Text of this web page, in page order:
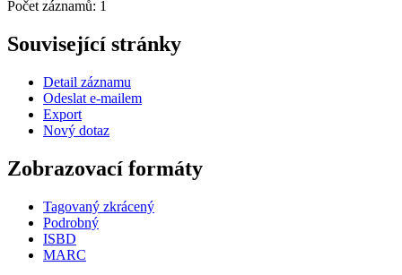
Počet záznamů: 1
Související stránky
Detail záznamu
Odeslat e-mailem
Export
Nový dotaz
Zobrazovací formáty
Tagovaný zkrácený
Podrobný
ISBD
MARC